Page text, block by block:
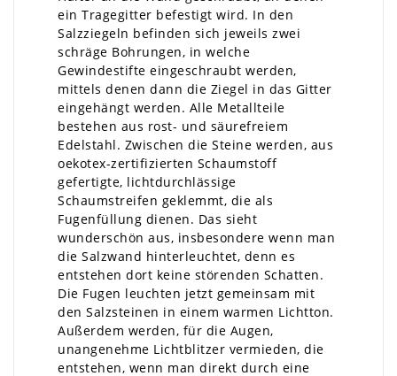
ein Tragegitter befestigt wird. In den
Salzziegeln befinden sich jeweils zwei
schräge Bohrungen, in welche
Gewindestifte eingeschraubt werden,
mittels denen dann die Ziegel in das Gitter
eingehängt werden. Alle Metallteile
bestehen aus rost- und säurefreiem
Edelstahl. Zwischen die Steine werden, aus
oekotex-zertifizierten Schaumstoff
gefertigte, lichtdurchlässige
Schaumstreifen geklemmt, die als
Fugenfüllung dienen. Das sieht
wunderschön aus, insbesondere wenn man
die Salzwand hinterleuchtet, denn es
entstehen dort keine störenden Schatten.
Die Fugen leuchten jetzt gemeinsam mit
den Salzsteinen in einem warmen Lichtton.
Außerdem werden, für die Augen,
unangenehme Lichtblitzer vermieden, die
entstehen, wenn man direkt durch eine